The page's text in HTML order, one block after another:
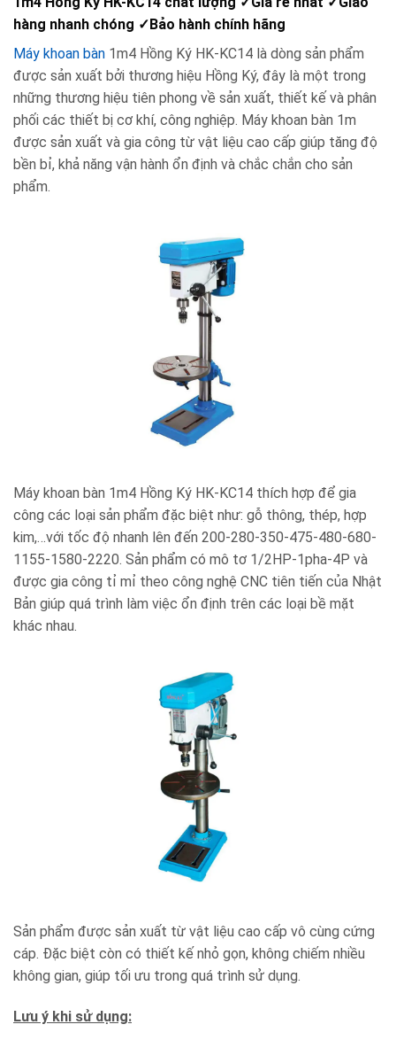
hàng nhanh chóng ✓ Bảo hành chính hãng
Máy khoan bàn 1m4 Hồng Ký HK-KC14 là dòng sản phẩm
được sản xuất bởi thương hiệu Hồng Ký, đây là một trong
những thương hiệu tiên phong về sản xuất, thiết kế và phân
phối các thiết bị cơ khí, công nghiệp. Máy khoan bàn 1m
được sản xuất và gia công từ vật liệu cao cấp giúp tăng độ
bền bỉ, khả năng vận hành ổn định và chắc chắn cho sản
phẩm.
Máy khoan bàn 1m4 Hồng Ký HK-KC14 thích hợp để gia
công các loại sản phẩm đặc biệt như: gỗ thông, thép, hợp
kim,…với tốc độ nhanh lên đến 200-280-350-475-480-680-
1155-1580-2220. Sản phẩm có mô tơ 1/2HP-1pha-4P và
được gia công tỉ mỉ theo công nghệ CNC tiên tiến của Nhật
Bản giúp quá trình làm việc ổn định trên các loại bề mặt
khác nhau.
Sản phẩm được sản xuất từ vật liệu cao cấp vô cùng cứng
cáp. Đặc biệt còn có thiết kế nhỏ gọn, không chiếm nhiều
không gian, giúp tối ưu trong quá trình sử dụng.
Lưu ý khi sử dụng: